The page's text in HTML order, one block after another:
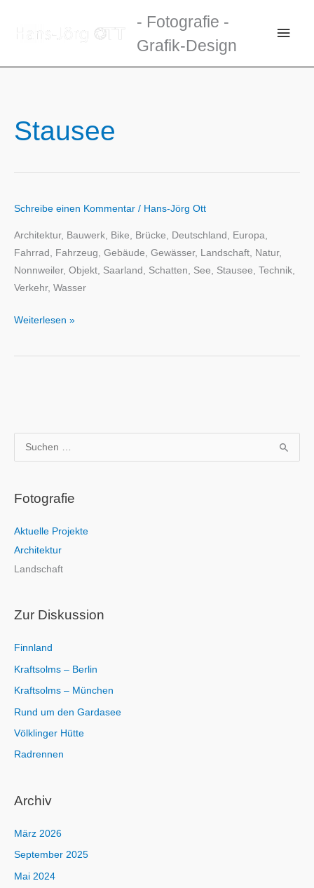
Inhalt
- Fotografie -
Grafik-Design
Stausee
Schreibe einen Kommentar / Hans-Jörg Ott
Architektur, Bauwerk, Bike, Brücke, Deutschland, Europa,
Fahrrad, Fahrzeug, Gebäude, Gewässer, Landschaft, Natur,
Nonnweiler, Objekt, Saarland, Schatten, See, Stausee, Technik,
Verkehr, Wasser
Weiterlesen »
u
h
n
n
a
h
Fotografie
Aktuelle Projekte
Architektur
Landschaft
Zur Diskussion
Finnland
Kraftsolms – Berlin
Kraftsolms – München
Rund um den Gardasee
Völklinger Hütte
Radrennen
Archiv
März 2026
September 2025
Mai 2024